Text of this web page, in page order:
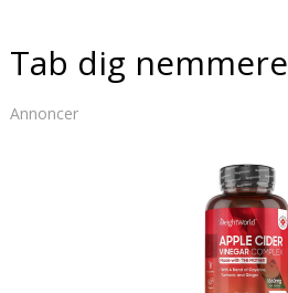
Tab dig nemmere
Annoncer